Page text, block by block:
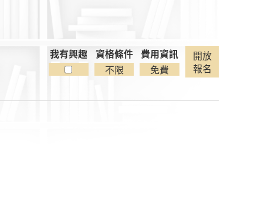
跳
視
我有興趣 資格條件
不限
費用資訊
免費
開放
報名